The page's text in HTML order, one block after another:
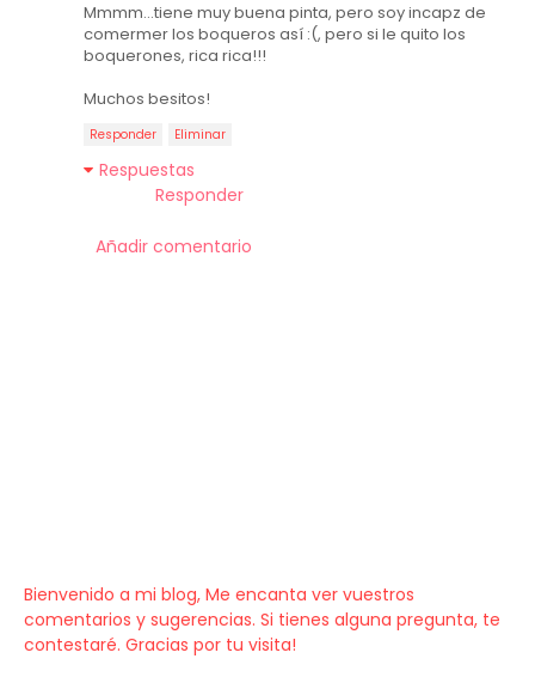
Mmmm...tiene muy buena pinta, pero soy incapz de
comermer los boqueros así :(, pero si le quito los
boquerones, rica rica!!!
Muchos besitos!
Responder Eliminar
Respuestas
Responder
Añadir comentario
Bienvenido a mi blog, Me encanta ver vuestros
comentarios y sugerencias. Si tienes alguna pregunta, te
contestaré. Gracias por tu visita!